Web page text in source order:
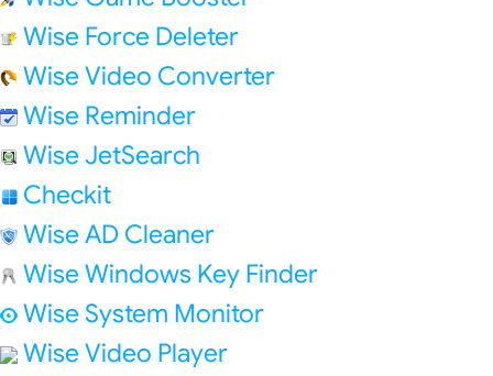
Wise Force Deleter
Wise Video Converter
Wise Reminder
Wise JetSearch
Checkit
Wise AD Cleaner
Wise Windows Key Finder
Wise System Monitor
Wise Video Player